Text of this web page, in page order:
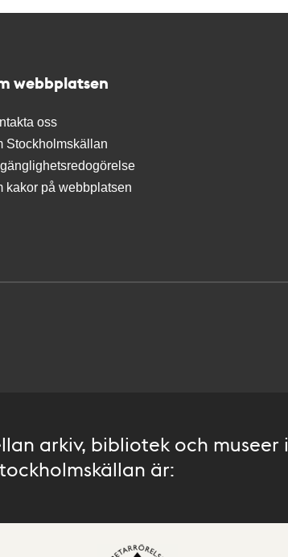
webbplatsen
oss
Stockholmskällan
kakor på webbplatsen
arkiv, bibliotek och museer i
är: